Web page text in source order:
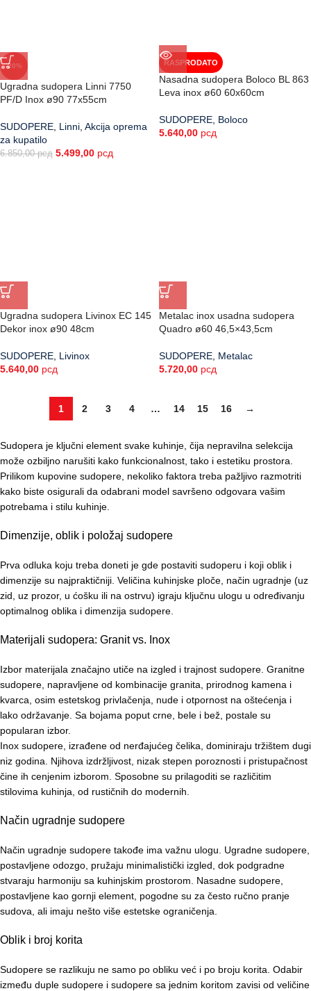
-20%
Ugradna sudopera Linni 7750
PF/D Inox ø90 77x55cm
SUDOPERE Linni Akcija oprema
za kupatilo
6.850,00рсд 5.499,00 рсд
RASPRODATO
Nasadna sudopera Boloco BL 863
Leva inox ø60 60x60cm
SUDOPERE Boloco
5.640,00 рсд
Ugradna sudopera Livinox EC 145
Dekor inox ø90 48cm
SUDOPERE Livinox
5.640,00 рсд
Metalac inox usadna sudopera
Quadro ø60 46,5×43,5cm
SUDOPERE Metalac
5.720,00 рсд
1 2 3 4 … 14 15 16 →
Sudopera je ključni element svake kuhinje, čija nepravilna selekcija
može ozbiljno narušiti kako funkcionalnost, tako i estetiku prostora.
Prilikom kupovine sudopere, nekoliko faktora treba pažljivo razmotriti
kako biste osigurali da odabrani model savršeno odgovara vašim
potrebama i stilu kuhinje.
Dimenzije, oblik i položaj sudopere
Prva odluka koju treba doneti je gde postaviti sudoperu i koji oblik i
dimenzije su najpraktičniji. Veličina kuhinjske ploče, način ugradnje (uz
zid, uz prozor, u ćošku ili na ostrvu) igraju ključnu ulogu u određivanju
optimalnog oblika i dimenzija sudopere.
Materijali sudopera: Granit vs. Inox
Izbor materijala značajno utiče na izgled i trajnost sudopere. Granitne
sudopere, napravljene od kombinacije granita, prirodnog kamena i
kvarca, osim estetskog privlačenja, nude i otpornost na oštećenja i
lako održavanje. Sa bojama poput crne, bele i bež, postale su
popularan izbor.
Inox sudopere, izrađene od nerđajućeg čelika, dominiraju tržištem dugi
niz godina. Njihova izdržljivost, nizak stepen poroznosti i pristupačnost
čine ih cenjenim izborom. Sposobne su prilagoditi se različitim
stilovima kuhinja, od rustičnih do modernih.
Način ugradnje sudopere
Način ugradnje sudopere takođe ima važnu ulogu. Ugradne sudopere,
postavljene odozgo, pružaju minimalistički izgled, dok podgradne
stvaraju harmoniju sa kuhinjskim prostorom. Nasadne sudopere,
postavljene kao gornji element, pogodne su za često ručno pranje
sudova, ali imaju nešto više estetske ograničenja.
Oblik i broj korita
Sudopere se razlikuju ne samo po obliku već i po broju korita. Odabir
između duple sudopere i sudopere sa jednim koritom zavisi od veličine